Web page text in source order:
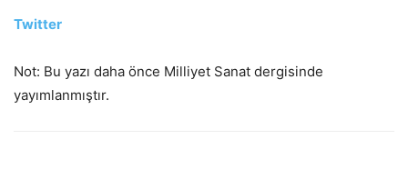
Twitter
Not: Bu yazı daha önce Milliyet Sanat dergisinde
yayımlanmıştır.